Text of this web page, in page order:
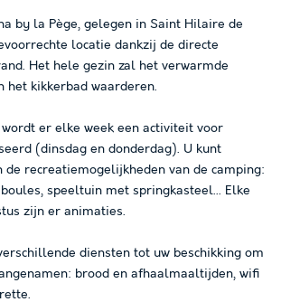
by la Pège, gelegen in Saint Hilaire de
locatie dankzij de directe
Het hele gezin zal het verwarmde
het kikkerbad waarderen.
wordt er elke week een activiteit voor
(dinsdag en donderdag). U kunt
de recreatiemogelijkheden van de camping:
speeltuin met springkasteel... Elke
zijn er animaties.
diensten tot uw beschikking om
brood en afhaalmaaltijden, wifi